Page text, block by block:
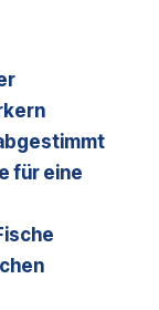
für eine